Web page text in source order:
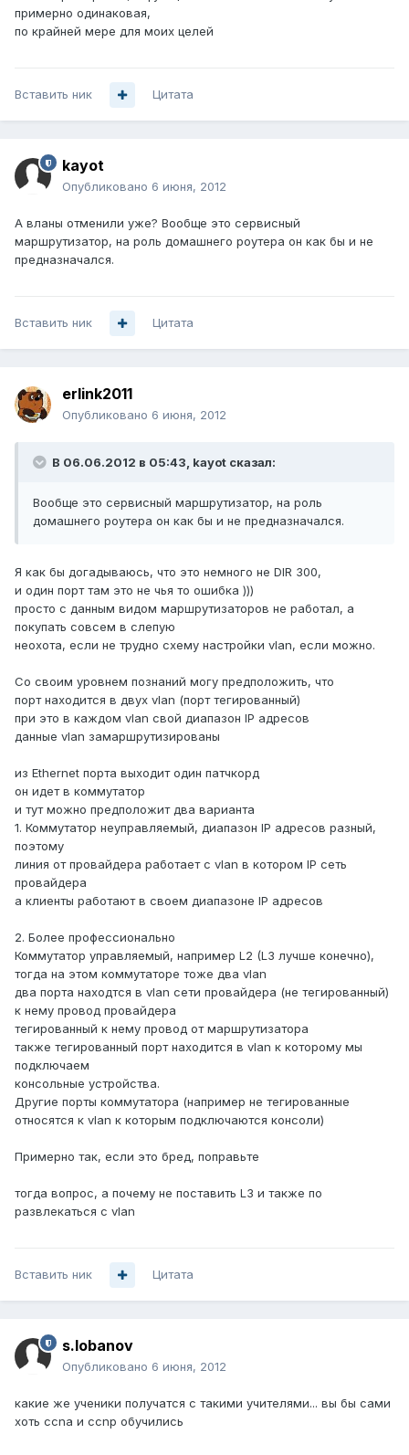
примерно одинаковая,
по крайней мере для моих целей
Вставить ник Цитата
kayot
Опубликовано 6 июня, 2012
А вланы отменили уже? Вообще это сервисный
маршрутизатор, на роль домашнего роутера он как бы и не
предназначался.
Вставить ник Цитата
erlink2011
Опубликовано 6 июня, 2012
В 06.06.2012 в 05:43, kayot сказал:
Вообще это сервисный маршрутизатор, на роль
домашнего роутера он как бы и не предназначался.
Я как бы догадываюсь, что это немного не DIR 300,
и один порт там это не чья то ошибка )))
просто с данным видом маршрутизаторов не работал, а
покупать совсем в слепую
неохота, если не трудно схему настройки vlan, если можно.
Со своим уровнем познаний могу предположить, что
порт находится в двух vlan (порт тегированный)
при это в каждом vlan свой диапазон IP адресов
данные vlan замаршрутизированы
из Ethernet порта выходит один патчкорд
он идет в коммутатор
и тут можно предположит два варианта
1. Коммутатор неуправляемый, диапазон IP адресов разный,
поэтому
линия от провайдера работает с vlan в котором IP сеть
провайдера
а клиенты работают в своем диапазоне IP адресов
2. Более профессионально
Коммутатор управляемый, например L2 (L3 лучше конечно),
тогда на этом коммутаторе тоже два vlan
два порта находтся в vlan сети провайдера (не тегированный)
к нему провод провайдера
тегированный к нему провод от маршрутизатора
также тегированный порт находится в vlan к которому мы
подключаем
консольные устройства.
Другие порты коммутатора (например не тегированные
относятся к vlan к которым подключаются консоли)
Примерно так, если это бред, поправьте
тогда вопрос, а почему не поставить L3 и также по
развлекаться с vlan
Вставить ник Цитата
s.lobanov
Опубликовано 6 июня, 2012
какие же ученики получатся с такими учителями... вы бы сами
хоть ccna и ccnp обучились